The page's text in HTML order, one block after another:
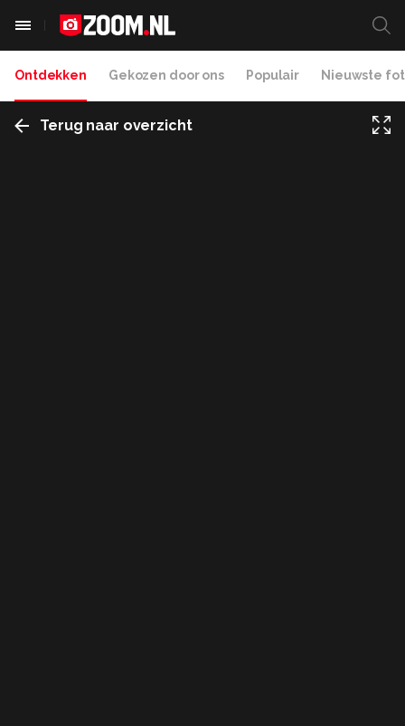
Ontdekken Gekozen door ons Populair Nieuwste
Terug naar overzicht